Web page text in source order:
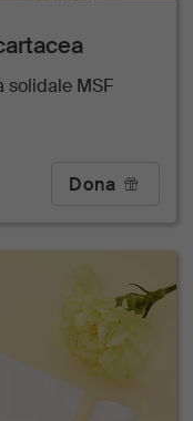
solidale MSF
Dona